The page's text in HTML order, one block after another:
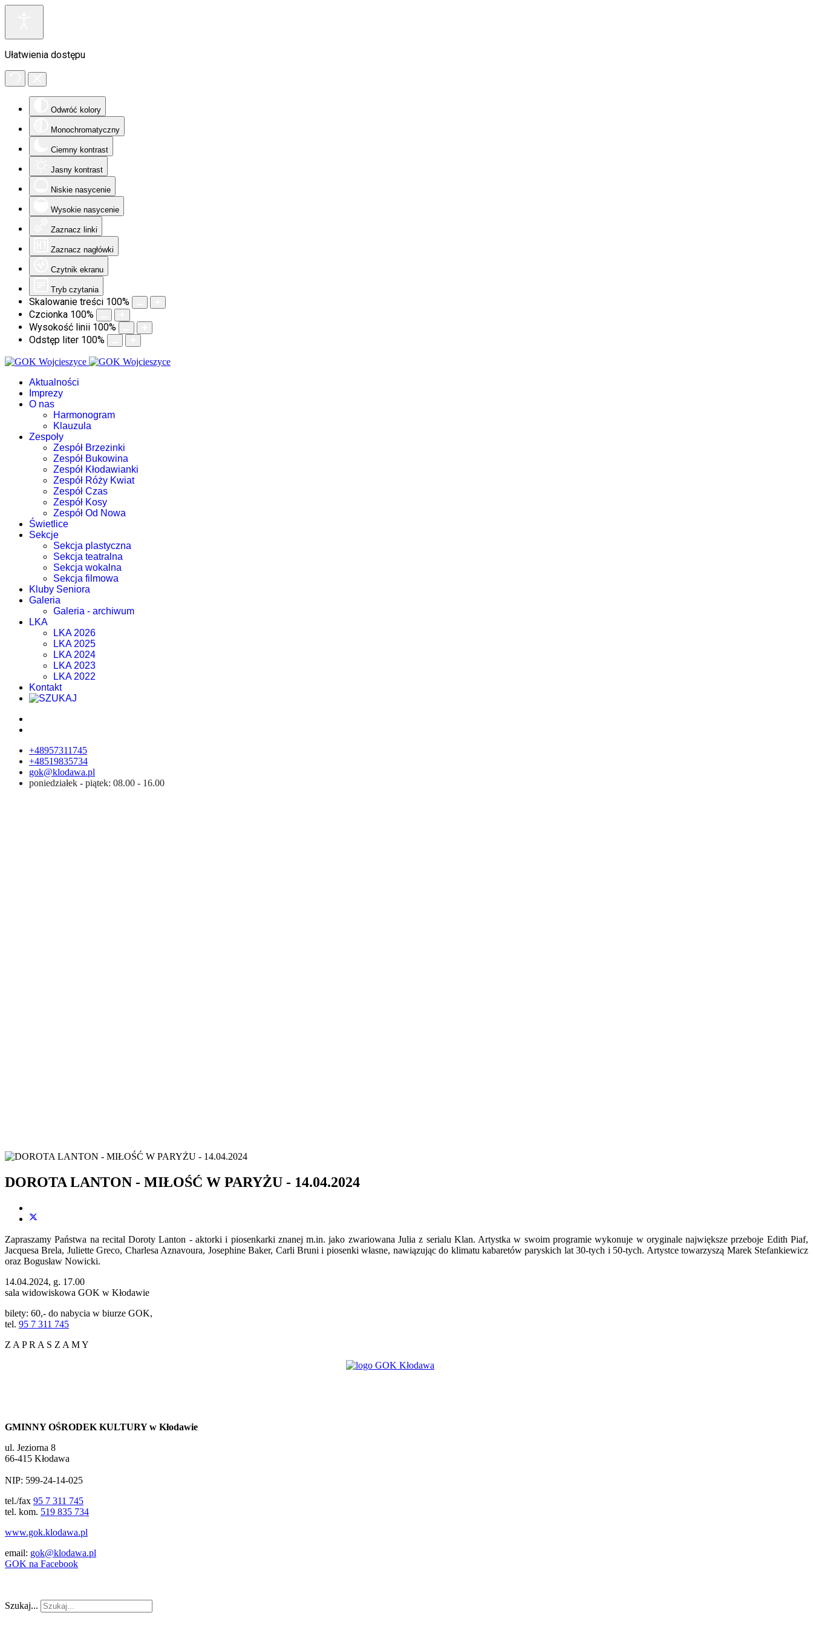
Ułatwienia dostępu
Odwróć kolory
Monochromatyczny
Ciemny kontrast
Jasny kontrast
Niskie nasycenie
Wysokie nasycenie
Zaznacz linki
Zaznacz nagłówki
Czytnik ekranu
Tryb czytania
Skalowanie treści 100%
Czcionka 100%
Wysokość linii 100%
Odstęp liter 100%
Aktualności
Imprezy
O nas
Harmonogram
Klauzula
Zespoły
Zespół Brzezinki
Zespół Bukowina
Zespół Kłodawianki
Zespół Róży Kwiat
Zespół Czas
Zespół Kosy
Zespół Od Nowa
Świetlice
Sekcje
Sekcja plastyczna
Sekcja teatralna
Sekcja wokalna
Sekcja filmowa
Kluby Seniora
Galeria
Galeria - archiwum
LKA
LKA 2026
LKA 2025
LKA 2024
LKA 2023
LKA 2022
Kontakt
+48957311745
+48519835734
gok@klodawa.pl
poniedziałek - piątek: 08.00 - 16.00
DOROTA LANTON - MIŁOŚĆ W PARYŻU - 14.04.2024
Zapraszamy Państwa na recital Doroty Lanton - aktorki i piosenkarki znanej m.in. jako zwariowana Julia z serialu Klan. Artystka w swoim programie wykonuje w oryginale największe przeboje Edith Piaf,
Jacquesa Brela, Juliette Greco, Charlesa Aznavoura, Josephine Baker, Carli Bruni i piosenki własne, nawiązując do klimatu kabaretów paryskich lat 30-tych i 50-tych. Artystce towarzyszą Marek Stefankiewicz
oraz Bogusław Nowicki.
14.04.2024, g. 17.00
sala widowiskowa GOK w Kłodawie
bilety: 60,- do nabycia w biurze GOK,
tel. 95 7 311 745
Z A P R A S Z A M Y
GMINNY OŚRODEK KULTURY w Kłodawie
ul. Jeziorna 8
66-415 Kłodawa
NIP: 599-24-14-025
tel./fax 95 7 311 745
tel. kom. 519 835 734
www.gok.klodawa.pl
email: gok@klodawa.pl
GOK na Facebook
Szukaj...